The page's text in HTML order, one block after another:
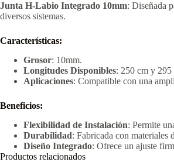
Junta H-Labio Integrado 10mm: Diseñada
diversos sistemas.
Características:
Grosor: 10mm.
Longitudes Disponibles: 250 cm y 295
Aplicaciones: Compatible con una
Beneficios:
Flexibilidad de Instalación: Permite
Durabilidad: Fabricada con materiales
Diseño Integrado: Ofrece un ajuste
Productos relacionados